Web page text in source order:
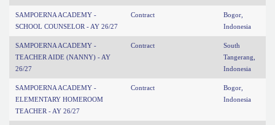
SAMPOERNA ACADEMY -
SCHOOL COUNSELOR - AY 26/27
Contract
Bogor,
Indonesia
SAMPOERNA ACADEMY -
TEACHER AIDE (NANNY) - AY
26/27
Contract
South
Tangerang,
Indonesia
SAMPOERNA ACADEMY -
ELEMENTARY HOMEROOM
TEACHER - AY 26/27
Contract
Bogor,
Indonesia